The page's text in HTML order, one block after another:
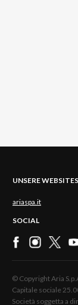
UNSERE WEBSITES
ariaspa.it
SOCIAL
© Copyright Aria
Capitale sociale
Società soggetta a